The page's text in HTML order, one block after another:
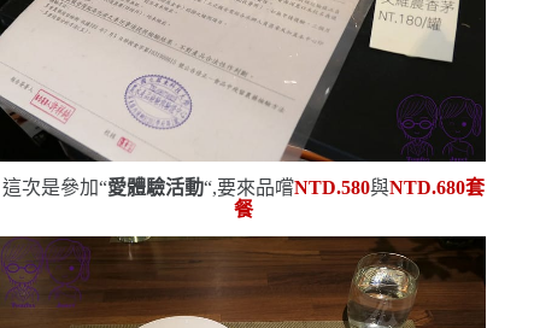
這次是參加“愛體驗活動“,要來品嚐NTD.580與NTD.680套
餐